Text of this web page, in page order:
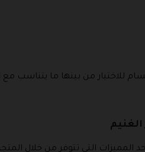
للاختيار من بينها ما
المميزات التي تتوفر من خلال